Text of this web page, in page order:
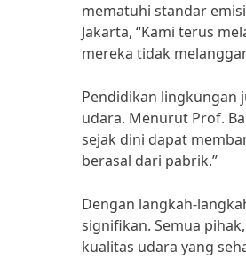
mematuhi standar
Jakarta, “Kami terus
mereka tidak
Pendidikan lingkungan
udara. Menurut Prof.
sejak dini dapat
berasal dari pabrik.”
Dengan langkah-
signifikan. Semua
kualitas udara yang